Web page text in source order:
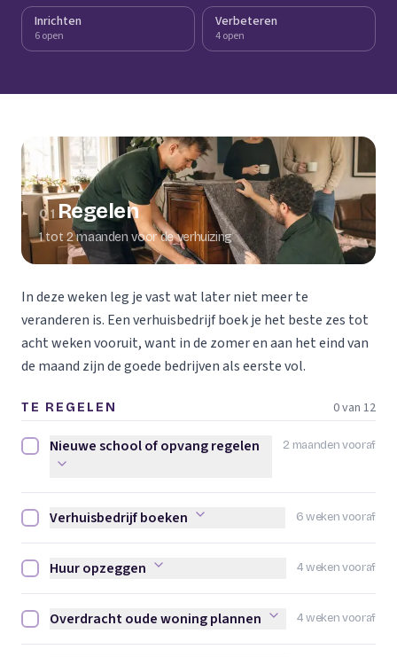
Inrichten
6 open
Verbeteren
4 open
01 Regelen
1 tot 2 maanden voor de verhuizing
In deze weken leg je vast wat later niet meer te
veranderen is. Een verhuisbedrijf boek je het beste zes tot
acht weken vooruit, want in de zomer en aan het eind van
de maand zijn de goede bedrijven als eerste vol.
TE REGELEN 0 van 12
2 maanden vooraf
Nieuwe school of opvang regelen afvinken
Nieuwe school of opvang regelen
6 weken vooraf
Verhuisbedrijf boeken afvinken
Verhuisbedrijf boeken
4 weken vooraf
Huur opzeggen afvinken
Huur opzeggen
4 weken vooraf
Overdracht oude woning plannen afvinken
Overdracht oude woning plannen